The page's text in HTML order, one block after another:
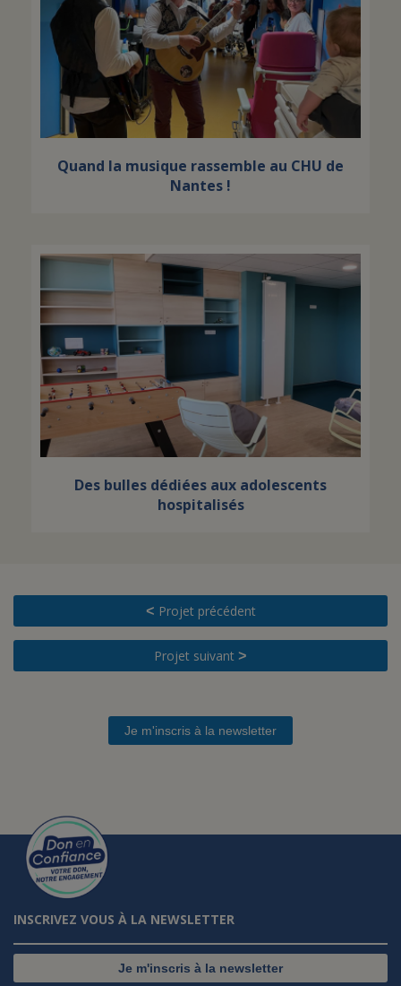
Quand la musique rassemble au CHU de
Nantes !
Des bulles dédiées aux adolescents
hospitalisés
< Projet précédent
Projet suivant >
Je m'inscris à la newsletter
INSCRIVEZ VOUS À LA NEWSLETTER
Je m'inscris à la newsletter